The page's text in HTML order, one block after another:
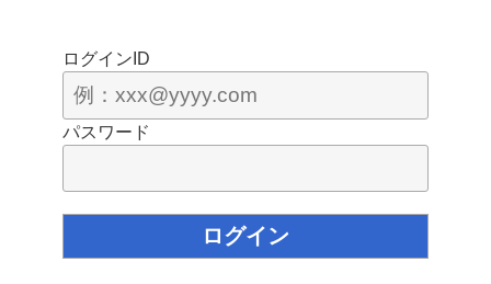
ログインID
パスワード